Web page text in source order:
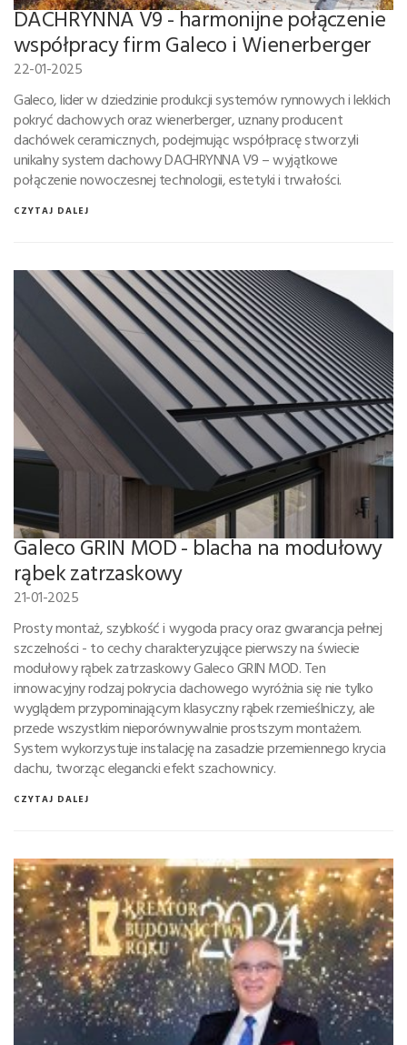
DACHRYNNA V9 - harmonijne połączenie
współpracy firm Galeco i Wienerberger
22-01-2025
Galeco, lider w dziedzinie produkcji systemów rynnowych i lekkich
pokryć dachowych oraz wienerberger, uznany producent
dachówek ceramicznych, podejmując współpracę stworzyli
unikalny system dachowy DACHRYNNA V9 – wyjątkowe
połączenie nowoczesnej technologii, estetyki i trwałości.
CZYTAJ DALEJ
Galeco GRIN MOD - blacha na modułowy
rąbek zatrzaskowy
21-01-2025
Prosty montaż, szybkość i wygoda pracy oraz gwarancja pełnej
szczelności - to cechy charakteryzujące pierwszy na świecie
modułowy rąbek zatrzaskowy Galeco GRIN MOD. Ten
innowacyjny rodzaj pokrycia dachowego wyróżnia się nie tylko
wyglądem przypominającym klasyczny rąbek rzemieślniczy, ale
przede wszystkim nieporównywalnie prostszym montażem.
System wykorzystuje instalację na zasadzie przemiennego krycia
dachu, tworząc elegancki efekt szachownicy.
CZYTAJ DALEJ